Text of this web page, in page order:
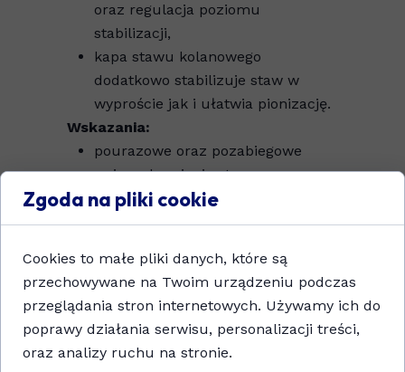
oraz regulacja poziomu
stabilizacji,
kapa stawu kolanowego
dodatkowo stabilizuje staw w
wyproście jak i ułatwia pionizację.
Wskazania:
pourazowe oraz pozabiegowe
unieruchomienie stawu
kolanowego przebiegające z
ograniczeniem,ruchu i
stan po załamaniach,
niestabilność w następstwie urazu
aparatu więzadłowego,
po rekonstrukcjach w obrębie
stawu,
Zgoda na pliki cookie
Cookies to małe pliki danych, które są
przechowywane na Twoim urządzeniu podczas
przeglądania stron internetowych. Używamy ich do
poprawy działania serwisu, personalizacji treści,
oraz analizy ruchu na stronie.